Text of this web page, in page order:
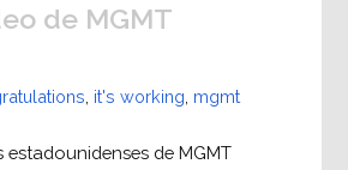
de MGMT
it's working mgmt
de MGMT